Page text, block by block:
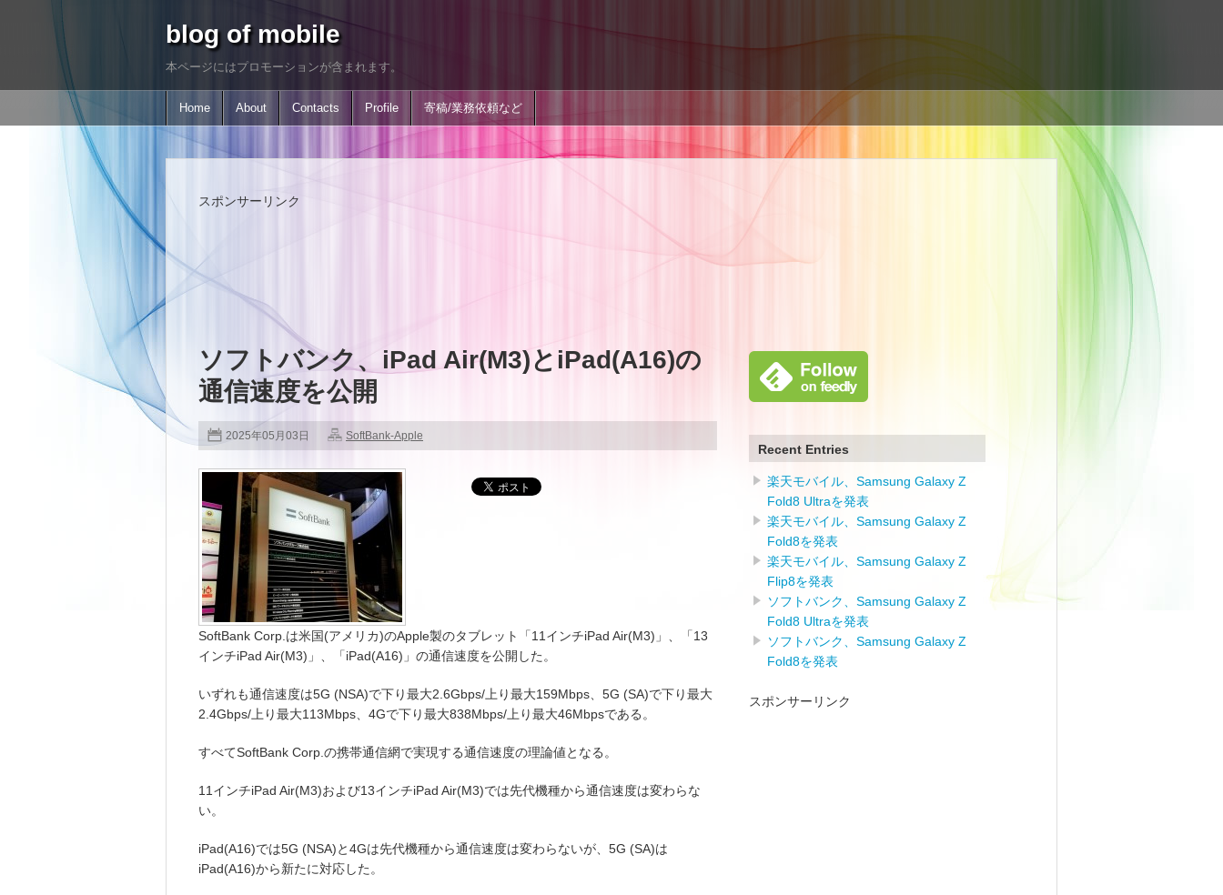
blog of mobile
本ページにはプロモーションが含まれます。
Home About Contacts Profile 寄稿/業務依頼など
スポンサーリンク
ソフトバンク、iPad Air(M3)とiPad(A16)の
通信速度を公開
2025年05月03日 SoftBank-Apple
SoftBank Corp.は米国(アメリカ)のApple製のタブレット「11インチiPad Air(M3)」、「13
インチiPad Air(M3)」、「iPad(A16)」の通信速度を公開した。
いずれも通信速度は5G (NSA)で下り最大2.6Gbps/上り最大159Mbps、5G (SA)で下り最大
2.4Gbps/上り最大113Mbps、4Gで下り最大838Mbps/上り最大46Mbpsである。
すべてSoftBank Corp.の携帯通信網で実現する通信速度の理論値となる。
11インチiPad Air(M3)および13インチiPad Air(M3)では先代機種から通信速度は変わらな
い。
iPad(A16)では5G (NSA)と4Gは先代機種から通信速度は変わらないが、5G (SA)は
iPad(A16)から新たに対応した。
Recent Entries
楽天モバイル、Samsung Galaxy Z
Fold8 Ultraを発表
楽天モバイル、Samsung Galaxy Z
Fold8を発表
楽天モバイル、Samsung Galaxy Z
Flip8を発表
ソフトバンク、Samsung Galaxy Z
Fold8 Ultraを発表
ソフトバンク、Samsung Galaxy Z
Fold8を発表
スポンサーリンク